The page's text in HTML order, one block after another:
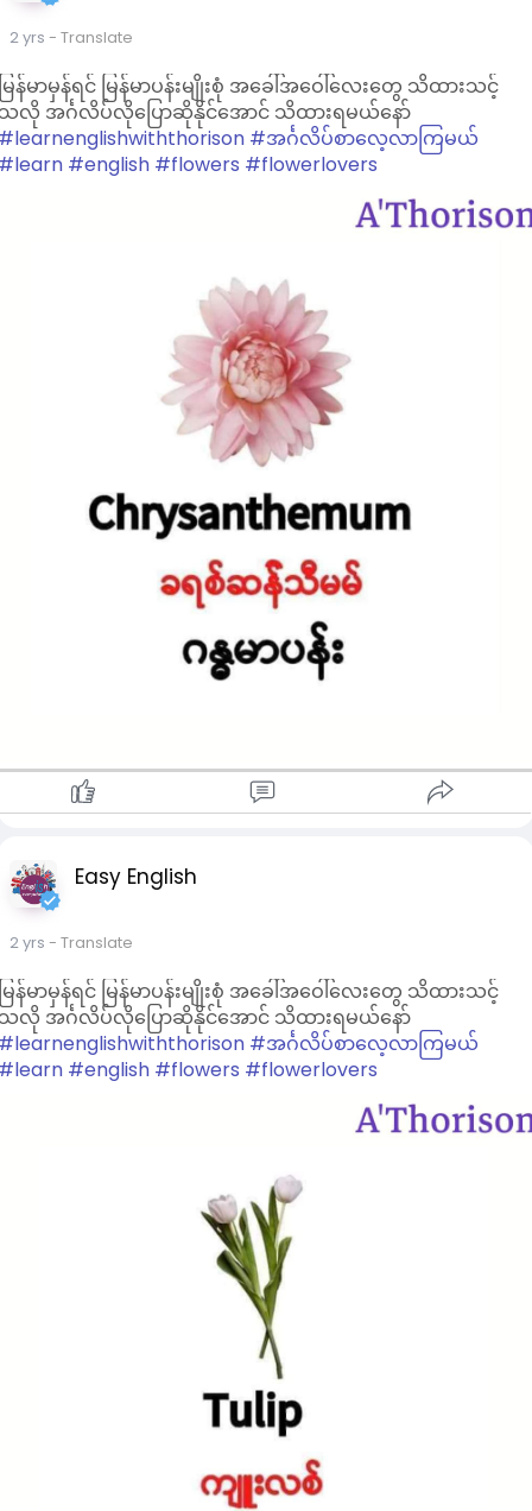
ြစ်ဝကျွန်းပေါ်၊ ရခိုင်ကမ်းရိုးတန်းတလျှောက်နှင့် ကမ်းလွန်ပင်လယ်
ြေပြင်လေ တနာရီ မိုင် ၅၀ မှ ၅၅ မိုင်အထိ တိုက်ခတ်နိုင်ကာ လှိုင်း
မြင့် ၁၁ ပေမှ ၁၅ ပေအထိ ရှိနိုင်ကြောင်းနှင့် မုတ္တမကွေ့၊ မွန်-
နင်္သာရီကမ်းရိုးတန်းတလျှောက်နှင့် ကမ်းလွန်ပင်လယ်ပြင်တို့တွင်
ဖန်ရံခါ မိုးသက်လေပြင်း ကျရောက်ပြီး လေတိုက်နှုန်း တနာရီ မိုင်
ကွေး၊ ပဲခူး၊ ရန်ကုန်၊ ဧရာဝတီ၊ တနင်္သာရီ၊ ကရင်နှင့် မွန်ပြည်နယ်တို့
င် နေရာစိပ်စိပ်မှ နေရာအနှံ့အပြားမိုးထစ်ချုန်းရွာမည်ဖြစ်ကြောင်း
ည်း မိုး/ဇလက ဆိုထားသည်။
ာတ်ပုံ- မိုးလေဝသနှင့် ဇလဗေဒညွှန်ကြားမှုဦးစီးဌာန
2 yrs - Translate
ြန်မာမှန်ရင် မြန်မာပန်းမျိုးစုံ အခေါ်အဝေါ်လေးတွေ သိထားသင့်
လို အင်္ဂလိပ်လိုပြောဆိုနိုင်အောင် သိထားရမယ်နော်
#အင်္ဂလိပ်စာလေ့လာကြမယ်
#english #flowers #flowerlovers
Easy English
2 yrs - Translate
ြန်မာမှန်ရင် မြန်မာပန်းမျိုးစုံ အခေါ်အဝေါ်လေးတွေ သိထားသင့်
လို အင်္ဂလိပ်လိုပြောဆိုနိုင်အောင် သိထားရမယ်နော်
#အင်္ဂလိပ်စာလေ့လာကြမယ်
#english #flowers #flowerlovers